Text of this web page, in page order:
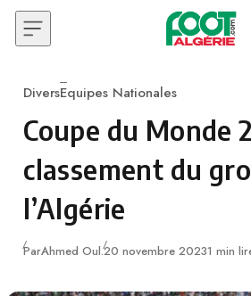
Skip to content
Category
DiversEquipes Nationales
Coupe du Monde
classement du
l’Algérie
ParAhmed Oul.Publié
20 novembre 20231 min